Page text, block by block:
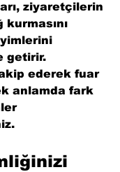
ziyaretçilerin
kurmasını
getirir.
ederek fuar
anlamda fark